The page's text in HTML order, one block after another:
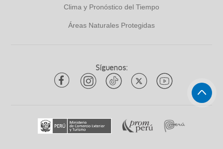
Clima y Pronóstico del Tiempo
Áreas Naturales Protegidas
Síguenos: